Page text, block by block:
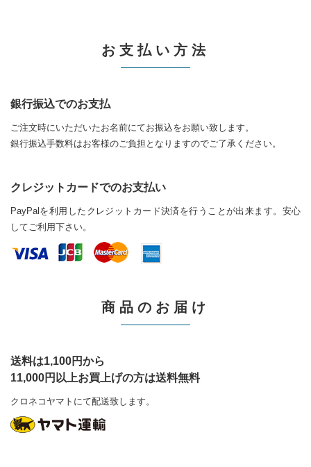
お支払い方法
銀行振込でのお支払
ご注文時にいただいたお名前にてお振込をお願い致します。
銀行振込手数料はお客様のご負担となりますのでご了承ください。
クレジットカードでのお支払い
PayPalを利用したクレジットカード決済を行うことが出来ます。安心
してご利用下さい。
商品のお届け
送料は1,100円から
11,000円以上お買上げの方は送料無料
クロネコヤマトにて配送致します。